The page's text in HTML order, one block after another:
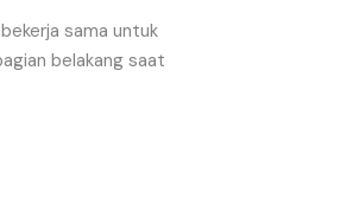
bekerja sama untuk
belakang saat